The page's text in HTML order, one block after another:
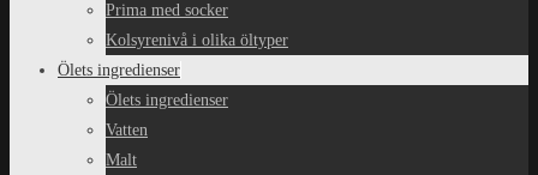
Prima med socker
Kolsyrenivå i olika öltyper
Ölets ingredienser
Ölets ingredienser
Vatten
Malt